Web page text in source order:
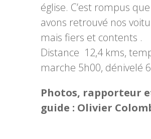
église. C’est rompus
avons retrouvé nos
mais fiers et contents .
Distance 12,4 kms,
marche 5h00, dénivelé
Photos, rapporteur
guide : Olivier